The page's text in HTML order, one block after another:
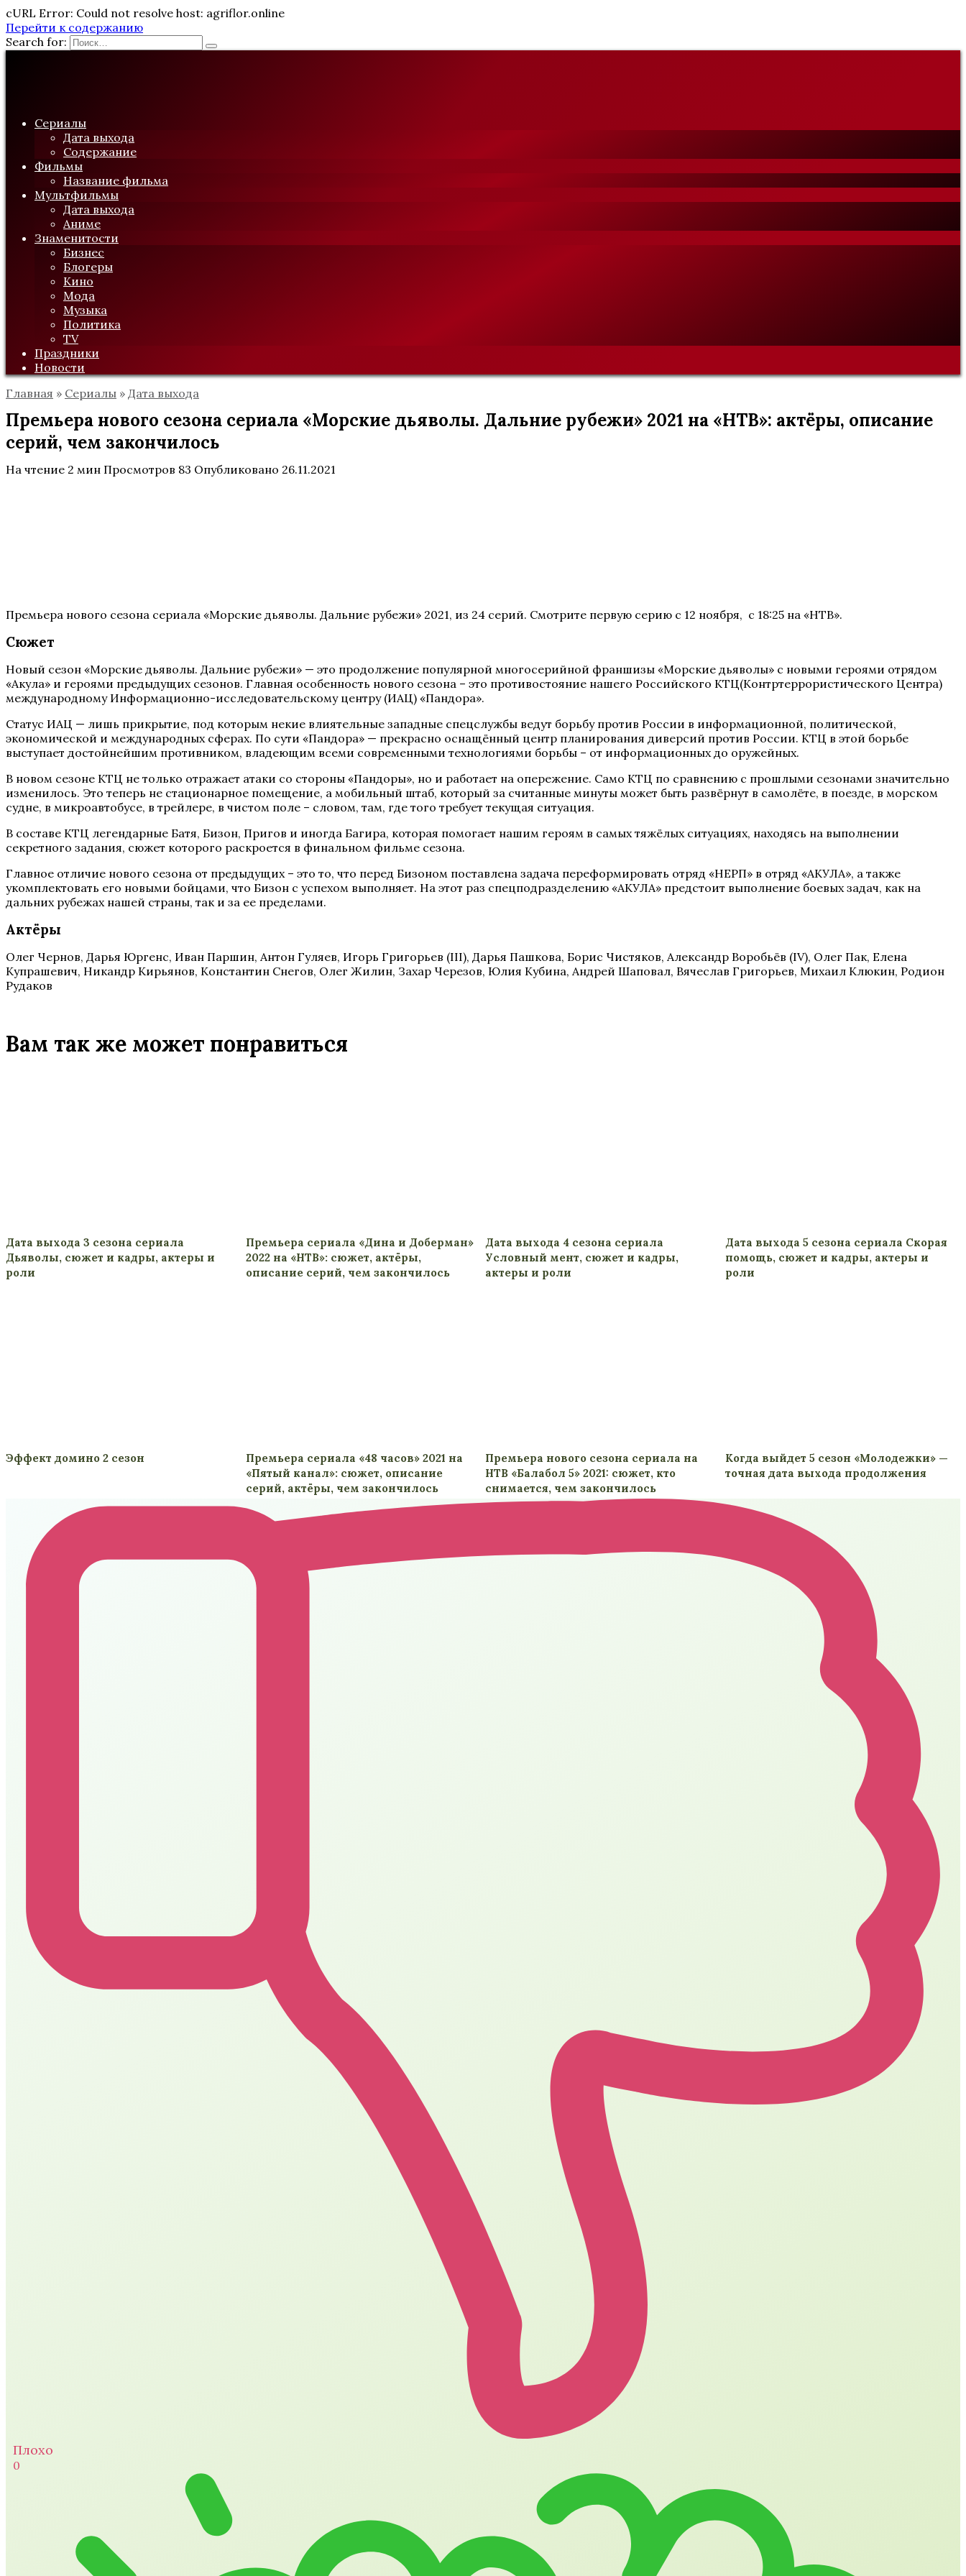
cURL Error: Could not resolve host: agriflor.online
Перейти к содержанию
Search for:
Сериалы
Дата выхода
Содержание
Фильмы
Название фильма
Мультфильмы
Дата выхода
Аниме
Знаменитости
Бизнес
Блогеры
Кино
Мода
Музыка
Политика
TV
Праздники
Новости
Главная » Сериалы » Дата выхода
Премьера нового сезона сериала «Морские дьяволы. Дальние рубежи» 2021 на «НТВ»: актёры, описание
серий, чем закончилось
На чтение 2 мин Просмотров 83 Опубликовано 26.11.2021
Премьера нового сезона сериала «Морские дьяволы. Дальние рубежи» 2021, из 24 серий. Смотрите первую серию с 12 ноября, с 18:25 на «НТВ».
Сюжет
Новый сезон «Морские дьяволы. Дальние рубежи» — это продолжение популярной многосерийной франшизы «Морские дьяволы» с новыми героями отрядом
«Акула» и героями предыдущих сезонов. Главная особенность нового сезона – это противостояние нашего Российского КТЦ(Контртеррористического Центра)
международному Информационно-исследовательскому центру (ИАЦ) «Пандора».
Статус ИАЦ — лишь прикрытие, под которым некие влиятельные западные спецслужбы ведут борьбу против России в информационной, политической,
экономической и международных сферах. По сути «Пандора» — прекрасно оснащённый центр планирования диверсий против России. КТЦ в этой борьбе
выступает достойнейшим противником, владеющим всеми современными технологиями борьбы – от информационных до оружейных.
В новом сезоне КТЦ не только отражает атаки со стороны «Пандоры», но и работает на опережение. Само КТЦ по сравнению с прошлыми сезонами значительно
изменилось. Это теперь не стационарное помещение, а мобильный штаб, который за считанные минуты может быть развёрнут в самолёте, в поезде, в морском
судне, в микроавтобусе, в трейлере, в чистом поле – словом, там, где того требует текущая ситуация.
В составе КТЦ легендарные Батя, Бизон, Пригов и иногда Багира, которая помогает нашим героям в самых тяжёлых ситуациях, находясь на выполнении
секретного задания, сюжет которого раскроется в финальном фильме сезона.
Главное отличие нового сезона от предыдущих – это то, что перед Бизоном поставлена задача переформировать отряд «НЕРП» в отряд «АКУЛА», а также
укомплектовать его новыми бойцами, что Бизон с успехом выполняет. На этот раз спецподразделению «АКУЛА» предстоит выполнение боевых задач, как на
дальних рубежах нашей страны, так и за ее пределами.
Актёры
Олег Чернов, Дарья Юргенс, Иван Паршин, Антон Гуляев, Игорь Григорьев (III), Дарья Пашкова, Борис Чистяков, Александр Воробьёв (IV), Олег Пак, Елена
Купрашевич, Никандр Кирьянов, Константин Снегов, Олег Жилин, Захар Черезов, Юлия Кубина, Андрей Шаповал, Вячеслав Григорьев, Михаил Клюкин, Родион
Рудаков
Вам так же может понравиться
Дата выхода 3 сезона сериала
Дьяволы, сюжет и кадры, актеры и
роли
Премьера сериала «Дина и Доберман»
2022 на «НТВ»: сюжет, актёры,
описание серий, чем закончилось
Дата выхода 4 сезона сериала
Условный мент, сюжет и кадры,
актеры и роли
Дата выхода 5 сезона сериала Скорая
помощь, сюжет и кадры, актеры и
роли
Эффект домино 2 сезон
Премьера сериала «48 часов» 2021 на
«Пятый канал»: сюжет, описание
серий, актёры, чем закончилось
Премьера нового сезона сериала на
НТВ «Балабол 5» 2021: сюжет, кто
снимается, чем закончилось
Когда выйдет 5 сезон «Молодежки» —
точная дата выхода продолжения
Плохо
0